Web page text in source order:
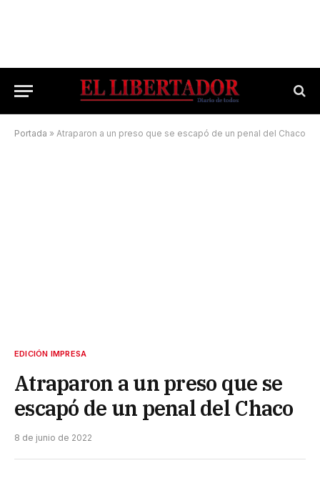
Portada » Atraparon a un preso que se escapó de un penal del Chaco
EDICIÓN IMPRESA
Atraparon a un preso que se
escapó de un penal del Chaco
8 de junio de 2022